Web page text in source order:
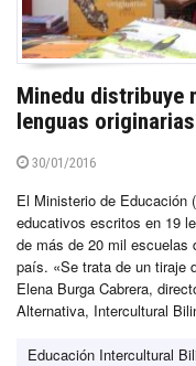
Minedu distribuye
lenguas originarias
30/01/2016
El Ministerio de Educación
educativos escritos en 19
de más de 20 mil escuelas
país. «Se trata de un tiraje
Elena Burga Cabrera,
Alternativa, Intercultural
Educación Intercultural